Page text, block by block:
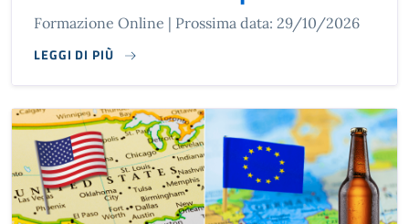
Formazione Online | Prossima data: 29/10/2026
LEGGI DI PIÙ